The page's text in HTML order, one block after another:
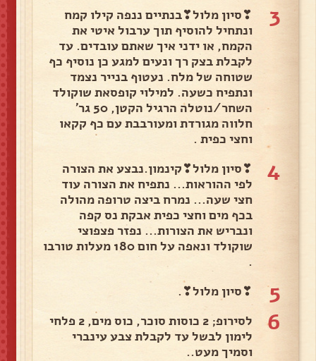
3
❣סיון מלול❣בנתיים ננפה קילו קמח
ונתחיל להוסיף תוך ערבול איטי את
הקמח, או ידני איך שאתם עובדים. עד
לקבלת בצק רך ונעים למגע כן נוסיף כף
שטוחה של מלח. נעטוף בנייר נצמד
ונתפיח כשעה. למילוי קופסאת שוקולד
השחר/נוטלה הרגיל הקטן, 50 גר'
חלווה מגורדת ומעורבבת עם כף קקאו
וחצי כפית .
4
❣סיון מלול❣קינמון.נבצע את הצורה
לפי ההוראות... נתפיח את הצורה עוד
חצי שעה... נמרח ביצה טרופה מהולה
בכף מים וחצי כפית אבקת נס קפה
ונבריש את הצורות... נפזר פצפוצי
שוקולד ונאפה על חום 180 מעלות טורבו
.
5 ❣סיון מלול❣.
6
לסירופ; 2 כוסות סוכר, כוס מים, 2 פלחי
לימון לבשל עד לקבלת צבע עינברי
וסמיך מעט..